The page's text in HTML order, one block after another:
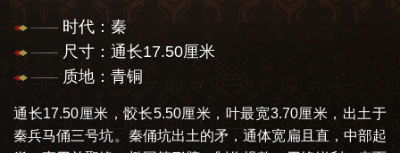
时代：秦
尺寸：通长17.50厘米
质地：青铜
通长17.50厘米，骹长5.50厘米，叶最宽3.70厘米，出土于
秦兵马俑三号坑。秦俑坑出土的矛，通体宽扁且直，中部起